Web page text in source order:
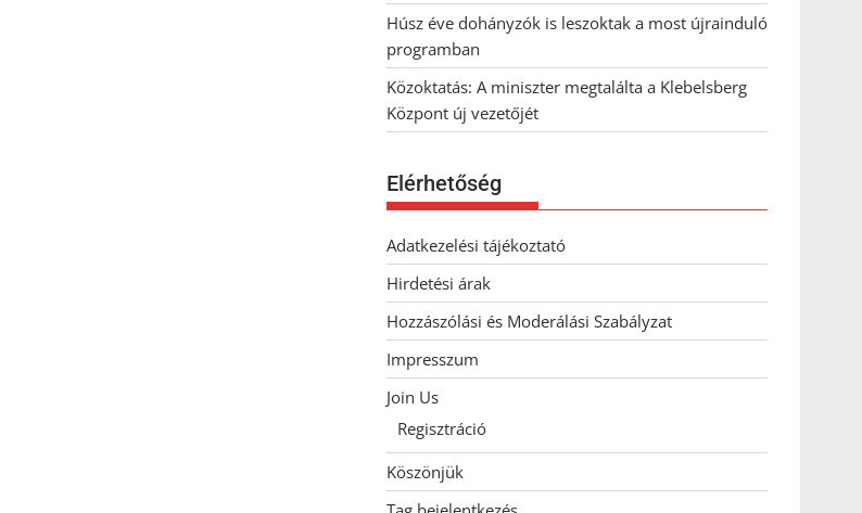
Húsz éve dohányzók is leszoktak a most újrainduló
programban
Közoktatás: A miniszter megtalálta a Klebelsberg
Központ új vezetőjét
Elérhetőség
Adatkezelési tájékoztató
Hirdetési árak
Hozzászólási és Moderálási Szabályzat
Impresszum
Join Us
Regisztráció
Köszönjük